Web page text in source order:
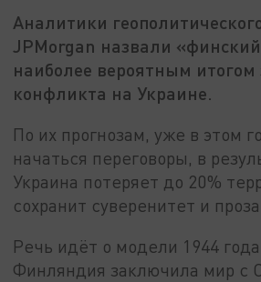
Аналитики
JPMorgan назвали
наиболее вероятным
конфликта на Украине.
По их прогнозам, уже в этом
начаться переговоры, в
Украина потеряет до 20%
сохранит суверенитет и
Речь идёт о модели 1944
Финляндия заключила мир с